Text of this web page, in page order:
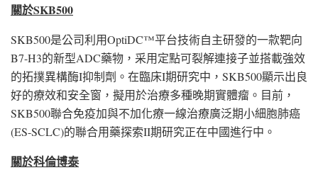
關於SKB500
SKB500是公司利用OptiDC™平台技術自主研發的一款靶向
B7-H3的新型ADC藥物，采用定點可裂解連接子並搭載強效
的拓撲異構酶I抑制劑。在臨床I期研究中，SKB500顯示出良
好的療效和安全窗，擬用於治療多種晚期實體瘤。目前，
SKB500聯合免疫加與不加化療一線治療廣泛期小細胞肺癌
(ES-SCLC)的聯合用藥探索II期研究正在中國進行中。
關於科倫博泰